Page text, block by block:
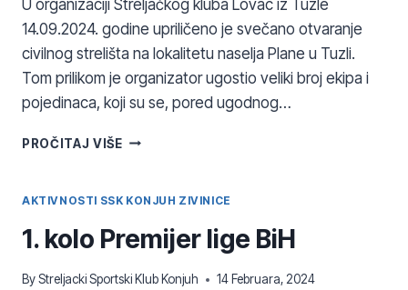
U organizaciji Streljačkog kluba Lovac iz Tuzle
14.09.2024. godine upriličeno je svečano otvaranje
civilnog strelišta na lokalitetu naselja Plane u Tuzli.
Tom prilikom je organizator ugostio veliki broj ekipa i
pojedinaca, koji su se, pored ugodnog…
PROČITAJ VIŠEDALAL
PIŠTOLJ
GLAVNU
NAGRADU
AKTIVNOSTI SSK KONJUH ZIVINICE
1. kolo Premijer lige BiH
ByStreljacki Sportski Klub Konjuh 14 Februara, 2024